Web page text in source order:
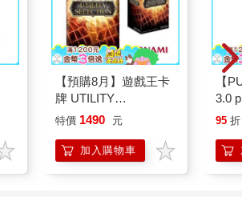
BEING MADE. LOVE PEN
愛妳，潘）
PLEASE PLEASE HELP HANH AND
助小安與老唐。請讓我知道進展。最愛
【預購8月】遊戲王卡
牌 UTILITY
SELECTION UT-01 補
日文版（一盒）
特價 1490 元
加入購物車
【
3.0
黑
95 折